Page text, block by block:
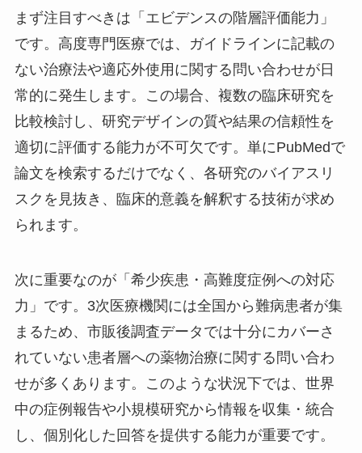
まず注目すべきは「エビデンスの階層評価能力」
です。高度専門医療では、ガイドラインに記載の
ない治療法や適応外使用に関する問い合わせが日
常的に発生します。この場合、複数の臨床研究を
比較検討し、研究デザインの質や結果の信頼性を
適切に評価する能力が不可欠です。単にPubMedで
論文を検索するだけでなく、各研究のバイアスリ
スクを見抜き、臨床的意義を解釈する技術が求め
られます。
次に重要なのが「希少疾患・高難度症例への対応
力」です。3次医療機関には全国から難病患者が集
まるため、市販後調査データでは十分にカバーさ
れていない患者層への薬物治療に関する問い合わ
せが多くあります。このような状況下では、世界
中の症例報告や小規模研究から情報を収集・統合
し、個別化した回答を提供する能力が重要です。